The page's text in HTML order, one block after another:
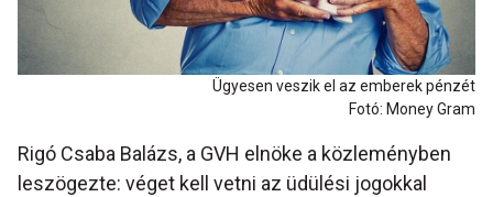
Ügyesen veszik el az emberek pénzét
Fotó: Money Gram
Rigó Csaba Balázs, a GVH elnöke a közleményben
leszögezte: véget kell vetni az üdülési jogokkal